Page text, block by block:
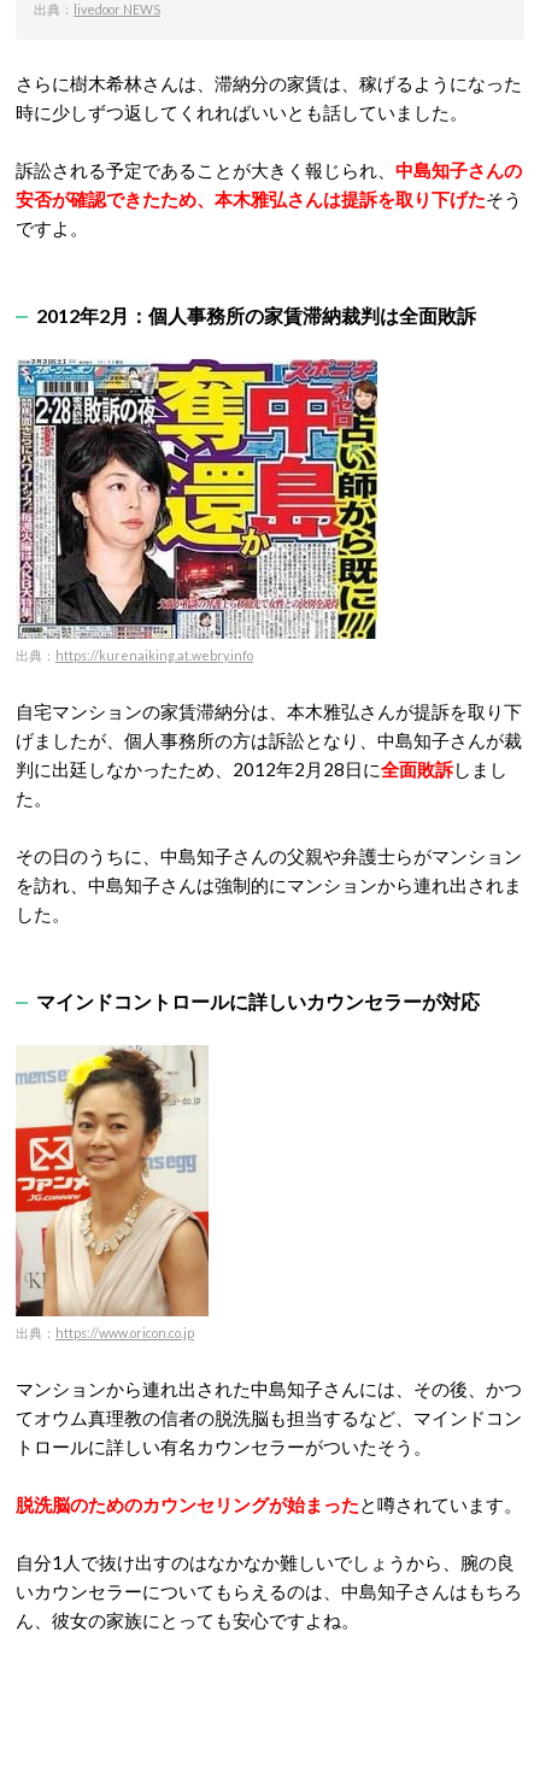
出典： livedoor NEWS
さらに樹木希林さんは、滞納分の家賃は、稼げるようになった
時に少しずつ返してくれればいいとも話していました。
訴訟される予定であることが大きく報じられ、 中島知子さんの
安否が確認できたため、本木雅弘さんは提訴を取り下げたそう
ですよ。
2012年2月：個人事務所の家賃滞納裁判は全面敗訴
出典： https://kurenaiking.at.webry.info
自宅マンションの家賃滞納分は、本木雅弘さんが提訴を取り下
げましたが、個人事務所の方は訴訟となり、中島知子さんが裁
判に出廷しなかったため、2012年2月28日に全面敗訴しまし
た。
その日のうちに、中島知子さんの父親や弁護士らがマンション
を訪れ、中島知子さんは強制的にマンションから連れ出されま
した。
マインドコントロールに詳しいカウンセラーが対応
出典： https://www.oricon.co.jp
マンションから連れ出された中島知子さんには、その後、かつ
てオウム真理教の信者の脱洗脳も担当するなど、マインドコン
トロールに詳しい有名カウンセラーがついたそう。
脱洗脳のためのカウンセリングが始まったと噂されています。
自分1人で抜け出すのはなかなか難しいでしょうから、腕の良
いカウンセラーについてもらえるのは、中島知子さんはもちろ
ん、彼女の家族にとっても安心ですよね。